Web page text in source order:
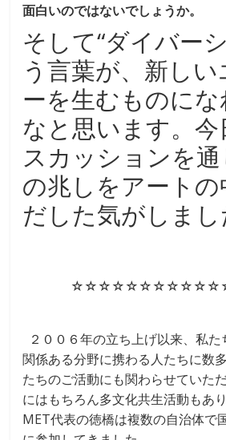
面白いのではないでしょうか。
そして“ダイバー
う言葉が、新し
ーを生むものに
なと思います。今
スカッションを
の兆しをアート
だした気がしまし
２００６年の立ち上げ以来、私た
関係ある分野に携わる人たちに数
たちのご活動にも関わらせていた
にはもちろん多文化共生活動もあ
MET代表の徳橋は複数の自治体で